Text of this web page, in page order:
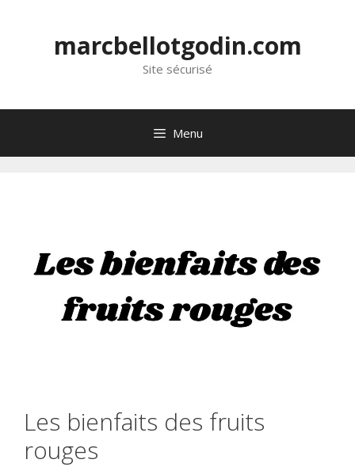
marcbellotgodin.com
Site sécurisé
Menu
Les bienfaits des fruits
rouges